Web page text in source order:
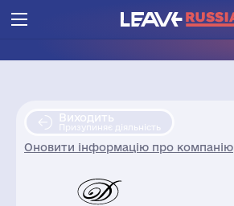
Виходить
Призупиняє діяльність
Оновити інформацію про компанію